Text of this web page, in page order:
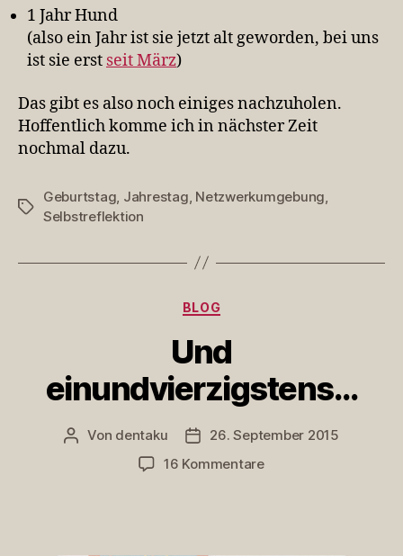
1 Jahr Hund
(also ein Jahr ist sie jetzt alt geworden, bei uns
ist sie erst seit März)
Das gibt es also noch einiges nachzuholen.
Hoffentlich komme ich in nächster Zeit
nochmal dazu.
Schlagwörter
Geburtstag Jahrestag Netzwerkumgebung
Selbstreflektion
Kategorien
BLOG
Und
einundvierzigstens…
Beitragsautor
Von dentaku Veröffentlichungsdatum
26. September 2015
16 Kommentarezu